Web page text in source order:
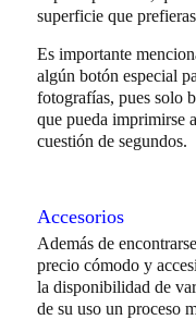
superficie que
Es importante
algún botón especial
fotografías, pues solo
que pueda imprimirse
cuestión de segundos.
Accesorios
Además de
precio cómodo y
la disponibilidad de
de su uso un proceso